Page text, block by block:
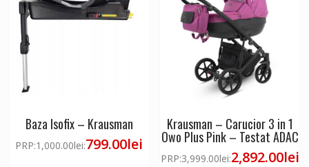
Baza Isofix – Krausman
PRP:1,000.00lei:799.00lei
Krausman – Carucior 3 in 1
Owo Plus Pink – Testat ADAC
PRP:3,999.00lei:2,892.00lei